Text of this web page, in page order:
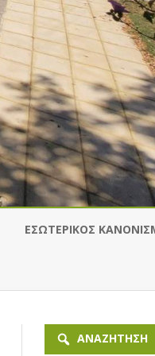
ΤΑ ΕΡΓΑΛΕΊΑ
ΕΣΩΤΕΡΙΚΟΣ
ΑΝΑΖΉΤΗΣΗ